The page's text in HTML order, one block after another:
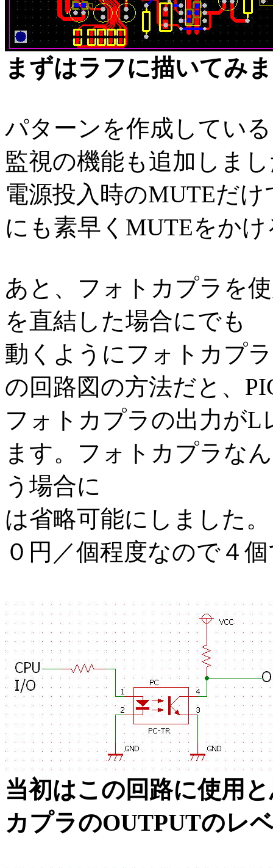
まずはラフに描いてみ
パターンを作成してい
監視の機能も追加しま
電源投入時のMUTEだ
にも素早くMUTEをか
あと、フォトカプラを
を直結した場合にでも
動くようにフォトカプ
の回路図の方法だと、
フォトカプラの出力が
ます。フォトカプラな
う場合に
は省略可能にしました
０円／個程度なので４
当初はこの回路に使用
カプラのOUTPUTのレ